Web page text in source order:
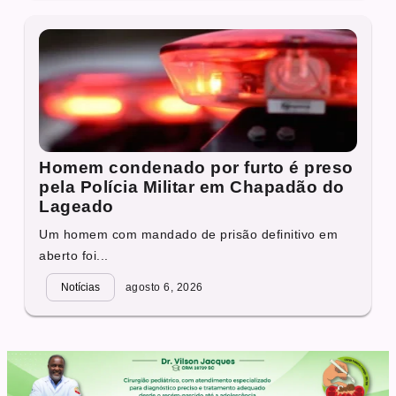
Homem condenado por furto é preso
pela Polícia Militar em Chapadão do
Lageado
Um homem com mandado de prisão definitivo em
aberto foi...
Notícias agosto 6, 2026